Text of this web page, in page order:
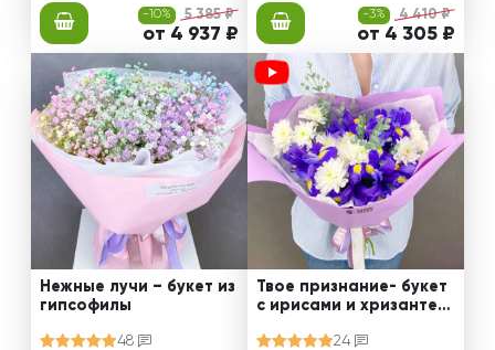
-10% 5 385 ₽
от 4 937 ₽
-3% 4 410 ₽
от 4 305 ₽
Нежные лучи – букет из
гипсофилы
48
Твое признание- букет
с ирисами и хризантем
24